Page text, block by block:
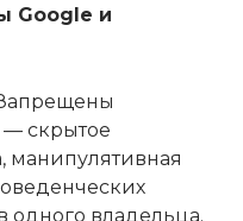
Google и
скрытое
манипулятивная
одного владельца.